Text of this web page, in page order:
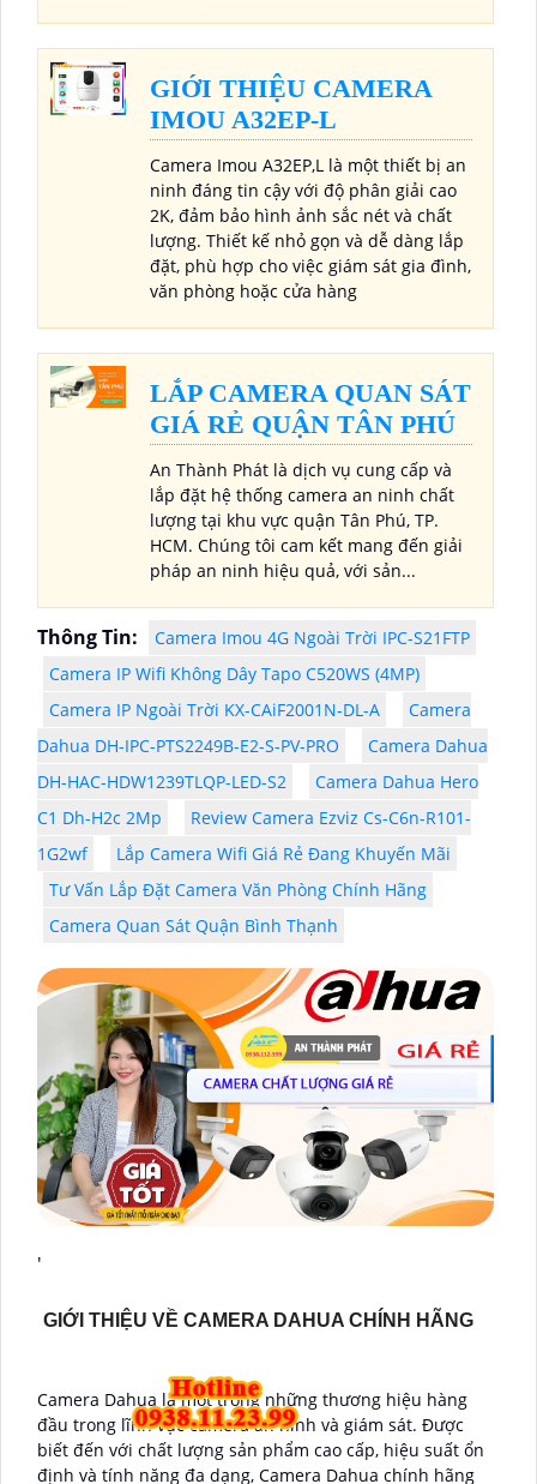
GIỚI THIỆU CAMERA
IMOU A32EP-L
Camera Imou A32EP,L là một thiết bị an
ninh đáng tin cậy với độ phân giải cao
2K, đảm bảo hình ảnh sắc nét và chất
lượng. Thiết kế nhỏ gọn và dễ dàng lắp
đặt, phù hợp cho việc giám sát gia đình,
văn phòng hoặc cửa hàng
LẮP CAMERA QUAN SÁT
GIÁ RẺ QUẬN TÂN PHÚ
An Thành Phát là dịch vụ cung cấp và
lắp đặt hệ thống camera an ninh chất
lượng tại khu vực quận Tân Phú, TP.
HCM. Chúng tôi cam kết mang đến giải
pháp an ninh hiệu quả, với sản...
Thông Tin:
Camera Imou 4G Ngoài Trời IPC-S21FTP
Camera IP Wifi Không Dây Tapo C520WS (4MP)
Camera IP Ngoài Trời KX-CAiF2001N-DL-A
Camera
Dahua DH-IPC-PTS2249B-E2-S-PV-PRO
Camera Dahua
DH-HAC-HDW1239TLQP-LED-S2
Camera Dahua Hero
C1 Dh-H2c 2Mp
Review Camera Ezviz Cs-C6n-R101-
1G2wf
Lắp Camera Wifi Giá Rẻ Đang Khuyến Mãi
Tư Vấn Lắp Đặt Camera Văn Phòng Chính Hãng
Camera Quan Sát Quận Bình Thạnh
'
GIỚI THIỆU VỀ CAMERA DAHUA CHÍNH HÃNG
Camera Dahua là một trong những thương hiệu hàng
đầu trong lĩnh vực camera an ninh và giám sát. Được
biết đến với chất lượng sản phẩm cao cấp, hiệu suất ổn
định và tính năng đa dạng, Camera Dahua chính hãng